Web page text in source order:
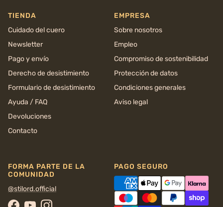
TIENDA
Cuidado del cuero
Newsletter
Pago y envío
Derecho de desistimiento
Formulario de desistimiento
Ayuda / FAQ
Devoluciones
Contacto
EMPRESA
Sobre nosotros
Empleo
Compromiso de sostenibilidad
Protección de datos
Condiciones generales
Aviso legal
FORMA PARTE DE LA
COMUNIDAD
@stilord.official
PAGO SEGURO